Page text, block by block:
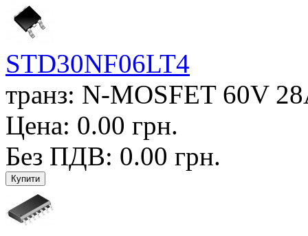
STD30NF06LT4
транз: N-MOSFET 60V
Цена: 0.00 грн.
Без ПДВ: 0.00 грн.